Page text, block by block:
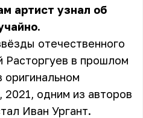
артист узнал об
отечественного
Расторгуев в прошлом
оригинальном
2021, одним из авторов
Иван Ургант.